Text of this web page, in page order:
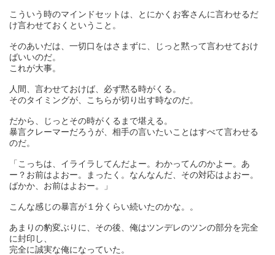
こういう時のマインドセットは、とにかくお客さんに言わせるだ
け言わせておくということ。
そのあいだは、一切口をはさまずに、じっと黙って言わせておけ
ばいいのだ。
これが大事。
人間、言わせておけば、必ず黙る時がくる。
そのタイミングが、こちらが切り出す時なのだ。
だから、じっとその時がくるまで堪える。
暴言クレーマーだろうが、相手の言いたいことはすべて言わせる
のだ。
「こっちは、イライラしてんだよー。わかってんのかよー。あ
ー？お前はよおー。まったく。なんなんだ、その対応はよおー。
ばかか、お前はよおー。」
こんな感じの暴言が１分くらい続いたのかな。。
あまりの豹変ぶりに、その後、俺はツンデレのツンの部分を完全
に封印し、
完全に誠実な俺になっていた。